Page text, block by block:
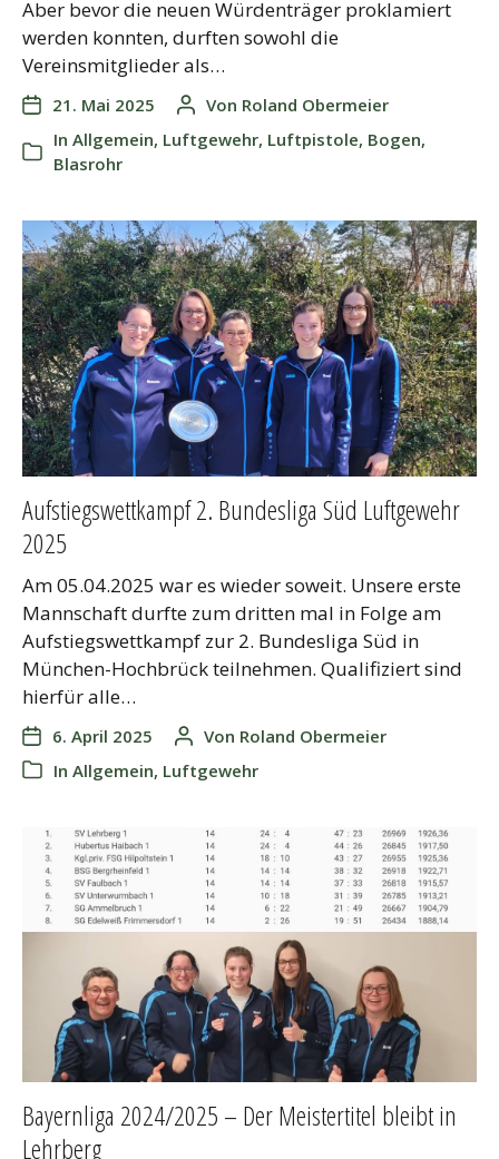
Aber bevor die neuen Würdenträger proklamiert
werden konnten, durften sowohl die
Vereinsmitglieder als…
21. Mai 2025 Von Roland Obermeier
In Allgemein, Luftgewehr, Luftpistole, Bogen,
Blasrohr
Aufstiegswettkampf 2. Bundesliga Süd Luftgewehr
2025
Am 05.04.2025 war es wieder soweit. Unsere erste
Mannschaft durfte zum dritten mal in Folge am
Aufstiegswettkampf zur 2. Bundesliga Süd in
München-Hochbrück teilnehmen. Qualifiziert sind
hierfür alle…
6. April 2025 Von Roland Obermeier
In Allgemein, Luftgewehr
Bayernliga 2024/2025 – Der Meistertitel bleibt in
Lehrberg